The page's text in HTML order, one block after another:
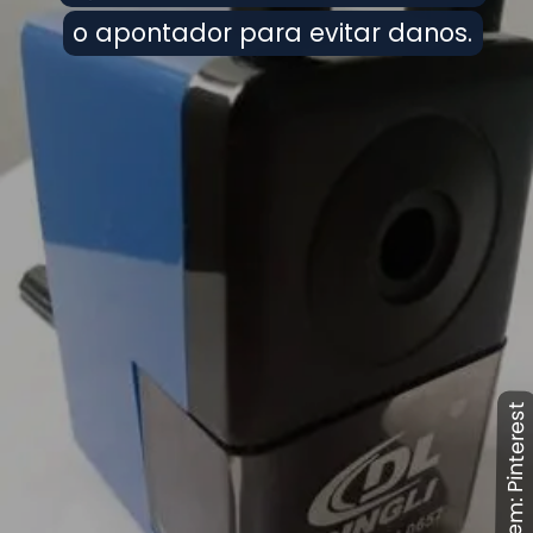
o apontador para evitar danos.
o apontador para evitar danos.